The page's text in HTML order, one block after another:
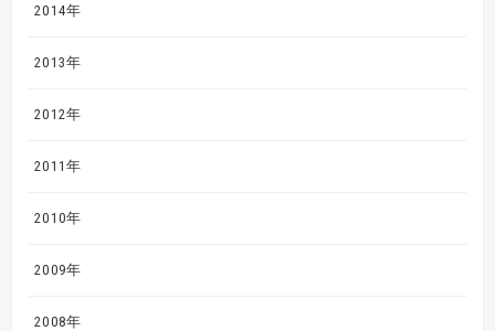
2014年
2013年
2012年
2011年
2010年
2009年
2008年